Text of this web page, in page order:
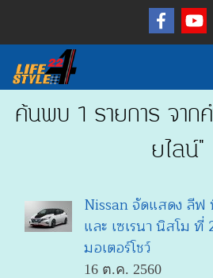
ค้นพบ 1 รายการ จาก
ยไลน์"
Nissan จัดแสดง ลีฟ
และ เซเรนา นิสโม ที่
มอเตอร์โชว์
16 ต.ค. 2560